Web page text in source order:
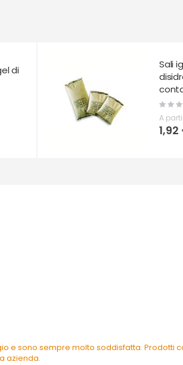
di
Sali
0%
A
e sono sempre molto soddisfatta.
azienda.